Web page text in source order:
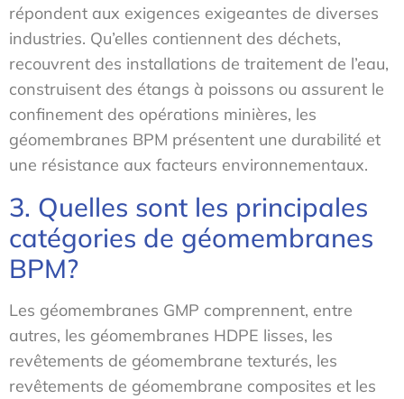
répondent aux exigences exigeantes de diverses
industries. Qu’elles contiennent des déchets,
recouvrent des installations de traitement de l’eau,
construisent des étangs à poissons ou assurent le
confinement des opérations minières, les
géomembranes BPM présentent une durabilité et
une résistance aux facteurs environnementaux.
3. Quelles sont les principales
catégories de géomembranes
BPM?
Les géomembranes GMP comprennent, entre
autres, les géomembranes HDPE lisses, les
revêtements de géomembrane texturés, les
revêtements de géomembrane composites et les